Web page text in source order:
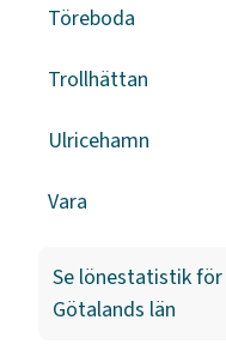
Töreboda
Trollhättan
Ulricehamn
Vara
Se lönestatistik för
Götalands län